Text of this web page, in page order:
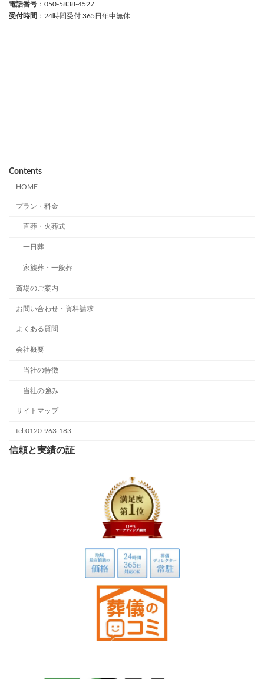
電話番号 ：050-5838-4527
受付時間 ：24時間受付 365日年中無休
Contents
HOME
プラン・料金
直葬・火葬式
一日葬
家族葬・一般葬
斎場のご案内
お問い合わせ・資料請求
よくある質問
会社概要
当社の特徴
当社の強み
サイトマップ
tel:0120-963-183
信頼と実績の証